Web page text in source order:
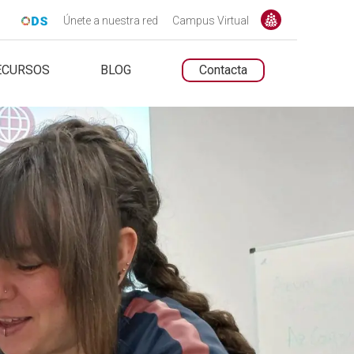
Únete a nuestra red Campus Virtual
BLOG Contacta